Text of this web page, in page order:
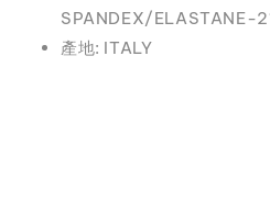
SPANDEX/ELASTANE-
產地: ITALY